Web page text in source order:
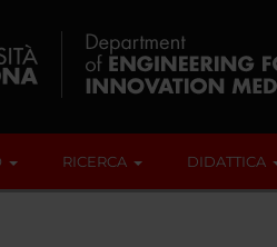
RICERCA DIDATTICA